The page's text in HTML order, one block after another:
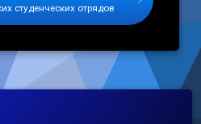
студенческих отрядов